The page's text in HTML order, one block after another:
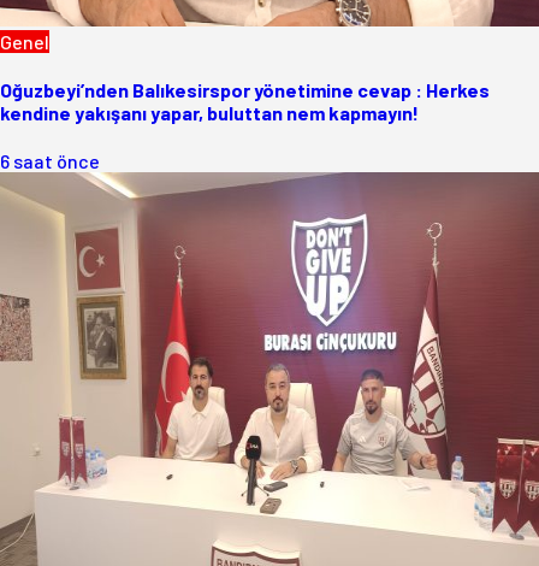
Genel
Oğuzbeyi’nden Balıkesirspor yönetimine cevap : Herkes
kendine yakışanı yapar, buluttan nem kapmayın!
6 saat önce